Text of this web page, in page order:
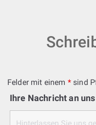
Felder mit einem *sind
Ihre Nachricht an uns